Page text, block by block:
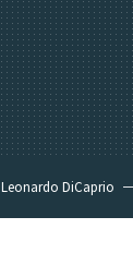
Leonardo DiCaprio